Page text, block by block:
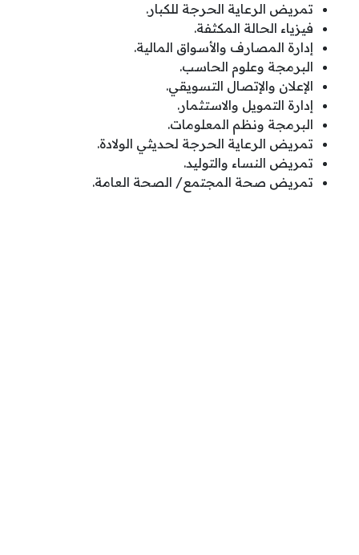
تمريض الرعاية الحرجة للكبار.
فيزياء الحالة المكثفة.
إدارة المصارف والأسواق المالية.
البرمجة وعلوم الحاسب.
الإعلان والإتصال التسويقي.
إدارة التمويل والاستثمار.
البرمجة ونظم المعلومات.
تمريض الرعاية الحرجة لحديثي الولادة.
تمريض النساء والتوليد.
تمريض صحة المجتمع/ الصحة العامة.